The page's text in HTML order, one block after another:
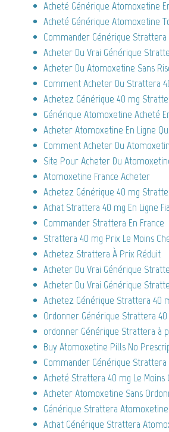
Acheté Générique Atomoxetine
Acheté Générique Atomoxetine
Commander Générique
Acheter Du Vrai Générique
Acheter Du Atomoxetine Sans
Comment Acheter Du Strattera
Achetez Générique 40 mg
Générique Atomoxetine Acheté
Acheter Atomoxetine En Ligne
Comment Acheter Du
Site Pour Acheter Du
Atomoxetine France Acheter
Achetez Générique 40 mg
Achat Strattera 40 mg En Ligne
Commander Strattera En France
Strattera 40 mg Prix Le Moins
Achetez Strattera À Prix Réduit
Acheter Du Vrai Générique
Acheter Du Vrai Générique
Achetez Générique Strattera 40
Ordonner Générique Strattera
ordonner Générique Strattera à
Buy Atomoxetine Pills No
Commander Générique
Acheté Strattera 40 mg Le Moins
Acheter Atomoxetine Sans
Générique Strattera
Achat Générique Strattera